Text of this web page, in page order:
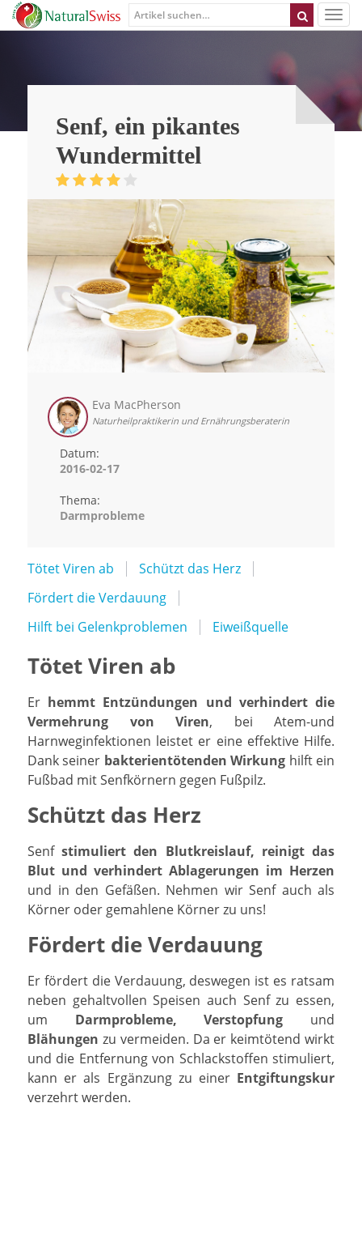
Senf, ein pikantes
Wundermittel
Eva MacPherson
Naturheilpraktikerin und Ernährungsberaterin
Datum:
2016-02-17
Thema:
Darmprobleme
Tötet Viren ab
Schützt das Herz
Fördert die Verdauung
Hilft bei Gelenkproblemen
Eiweißquelle
Tötet Viren ab
Er hemmt Entzündungen und verhindert die
Vermehrung von Viren, bei Atem-und
Harnweginfektionen leistet er eine effektive Hilfe.
Dank seiner bakterientötenden Wirkung hilft ein
Fußbad mit Senfkörnern gegen Fußpilz.
Schützt das Herz
Senfstimuliert den Blutkreislauf, reinigt das
Blut und verhindert Ablagerungen im Herzen
und in den Gefäßen. Nehmen wir Senf auch als
Körner oder gemahlene Körner zu uns!
Fördert die Verdauung
Er fördert die Verdauung, deswegen ist es ratsam
neben gehaltvollen Speisen auch Senf zu essen,
um Darmprobleme, Verstopfung und
Blähungen zu vermeiden. Da er keimtötend wirkt
und die Entfernung von Schlackstoffen stimuliert,
kann er als Ergänzung zu einer Entgiftungskur
verzehrt werden.